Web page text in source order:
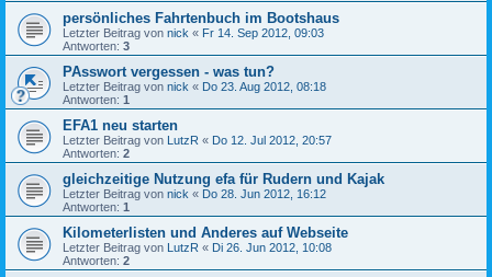
persönliches Fahrtenbuch im Bootshaus
Letzter Beitrag von nick « Fr 14. Sep 2012, 09:03
Antworten: 3
PAsswort vergessen - was tun?
Letzter Beitrag von nick « Do 23. Aug 2012, 08:18
Antworten: 1
EFA1 neu starten
Letzter Beitrag von LutzR « Do 12. Jul 2012, 20:57
Antworten: 2
gleichzeitige Nutzung efa für Rudern und Kajak
Letzter Beitrag von nick « Do 28. Jun 2012, 16:12
Antworten: 1
Kilometerlisten und Anderes auf Webseite
Letzter Beitrag von LutzR « Di 26. Jun 2012, 10:08
Antworten: 2